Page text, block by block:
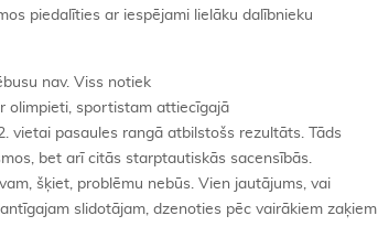
piedalīties ar iespējami lielāku dalībnieku
nav. Viss notiek
olimpieti, sportistam attiecīgajā
vietai pasaules rangā atbilstošs rezultāts. Tāds
bet arī citās starptautiskās sacensībās.
šķiet, problēmu nebūs. Vien jautājums, vai
slidotājam, dzenoties pēc vairākiem zaķiem